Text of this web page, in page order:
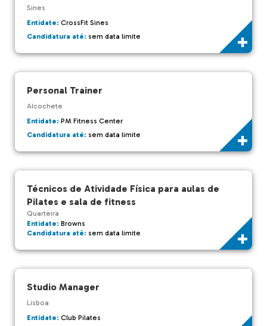
Sines
Entidate: CrossFit Sines
Candidatura até: sem data limite
Personal Trainer
Alcochete
Entidate: PM Fitness Center
Candidatura até: sem data limite
Técnicos de Atividade Física para aulas de
Pilates e sala de fitness
Quarteira
Entidate: Browns
Candidatura até: sem data limite
Studio Manager
Lisboa
Entidate: Club Pilates